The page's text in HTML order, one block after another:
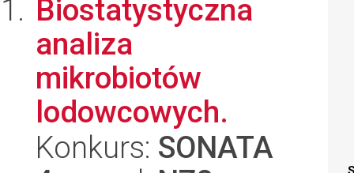
Biostatystyczna
analiza
mikrobiotów
lodowcowych.
Konkurs: SONATA